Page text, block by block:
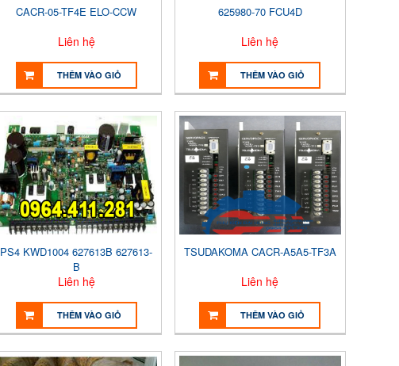
CACR-05-TF4E ELO-CCW
Liên hệ
THÊM VÀO GIỎ
625980-70 FCU4D
Liên hệ
THÊM VÀO GIỎ
PS4 KWD1004 627613B 627613-
B
Liên hệ
THÊM VÀO GIỎ
TSUDAKOMA CACR-A5A5-TF3A
Liên hệ
THÊM VÀO GIỎ